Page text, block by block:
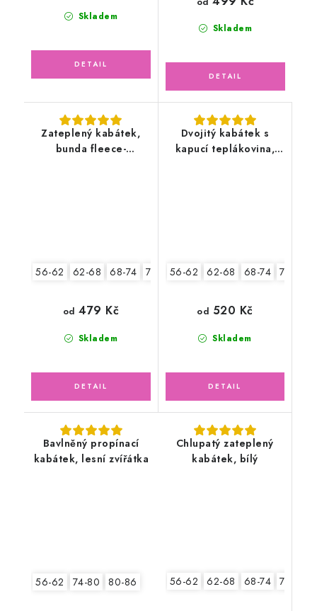
Skladem
Skladem
Zateplený kabátek,
bunda fleece-
56-62 62-68 68-74 74-80 80-86
Skladem
od 479 Kč
Dvojitý kabátek s
kapucí teplákovina,
56-62 62-68 68-74 74-80
Skladem
od 520 Kč
Bavlněný propínací
kabátek, lesní zvířátka
56-62 74-80 80-86
Chlupatý zateplený
kabátek, bílý
56-62 62-68 68-74 74-80